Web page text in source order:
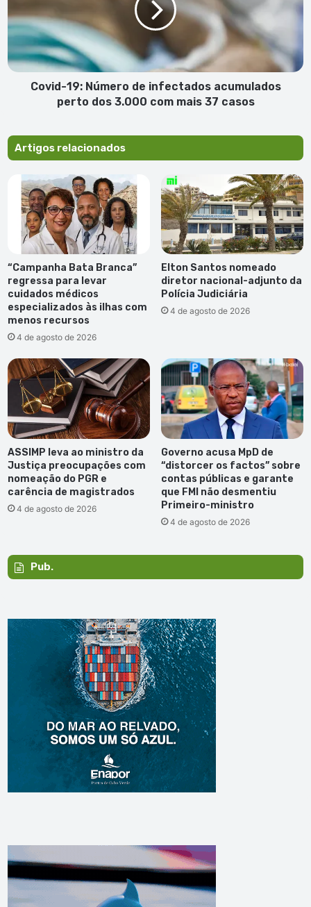
infectados
acumulados
dos
3.000
Covid-19: Número de infectados acumulados
perto dos 3.000 com mais 37 casos
Artigos relacionados
“Campanha Bata Branca”
regressa para levar
cuidados médicos
especializados às ilhas com
menos recursos
4 de agosto de 2026
Elton Santos nomeado
diretor nacional-adjunto da
Polícia Judiciária
4 de agosto de 2026
ASSIMP leva ao ministro da
Justiça preocupações com
nomeação do PGR e
carência de magistrados
4 de agosto de 2026
Governo acusa MpD de
“distorcer os factos” sobre
contas públicas e garante
que FMI não desmentiu
Primeiro-ministro
4 de agosto de 2026
Pub.